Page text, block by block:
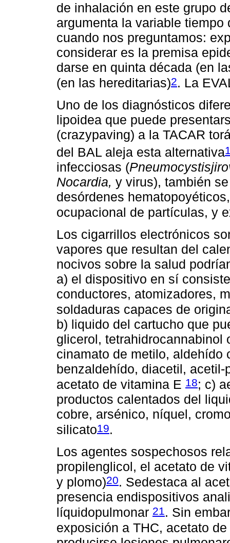
de inhalación en este grupo
argumenta la variable
cuando nos preguntamos:
considerar es la premisa
darse en quinta década (en
(en las hereditarias)2. La
Uno de los diagnósticos
lipoidea que puede
(crazypaving) a la TACAR
del BAL aleja esta alternativa
infecciosas (
Nocardia, y virus), también
desórdenes
ocupacional de partículas, y
Los cigarrillos electrónicos
vapores que resultan del
nocivos sobre la salud
a) el dispositivo en sí
conductores, atomizadores,
soldaduras capaces de
b) liquido del cartucho que
glicerol, tetrahidrocannabinol
cinamato de metilo, aldehído
benzaldehído, diacetil,
acetato de vitamina E 18; c)
productos calentados del
cobre, arsénico, níquel,
silicato19.
Los agentes sospechosos
propilenglicol, el acetato de
y plomo)20. Sedestaca al
presencia endispositivos
líquidopulmonar 21 . Sin
exposición a THC, acetato